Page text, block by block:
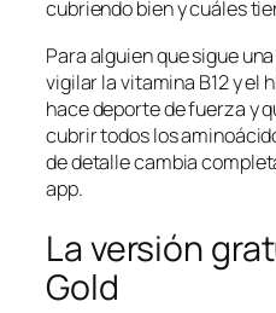
cubriendo bien y cuáles
Para alguien que sigue
vigilar la vitamina B12 y el
hace deporte de fuerza y
cubrir todos los
de detalle cambia
app.
La versión
Gold